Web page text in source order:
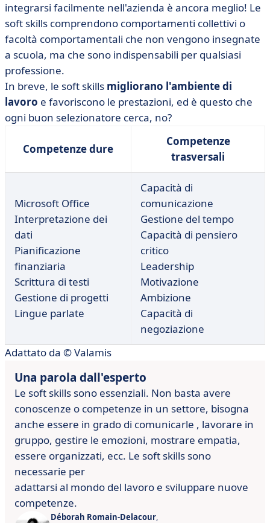
integrarsi facilmente nell'azienda è ancora meglio! Le
soft skills comprendono comportamenti collettivi o
facoltà comportamentali che non vengono insegnate
a scuola, ma che sono indispensabili per qualsiasi
professione.
In breve, le soft skills migliorano l'ambiente di
lavoro e favoriscono le prestazioni, ed è questo che
ogni buon selezionatore cerca, no?
Competenze dure
Competenze
trasversali
Microsoft Office
Interpretazione dei
dati
Pianificazione
finanziaria
Scrittura di testi
Gestione di progetti
Lingue parlate
Capacità di
comunicazione
Gestione del tempo
Capacità di pensiero
critico
Leadership
Motivazione
Ambizione
Capacità di
negoziazione
Adattato da © Valamis
Una parola dall'esperto
Le soft skills sono essenziali. Non basta avere
conoscenze o competenze in un settore, bisogna
anche essere in grado di comunicarle , lavorare in
gruppo, gestire le emozioni, mostrare empatia,
essere organizzati, ecc. Le soft skills sono
necessarie per
adattarsi al mondo del lavoro e sviluppare nuove
competenze.
Déborah Romain-Delacour,